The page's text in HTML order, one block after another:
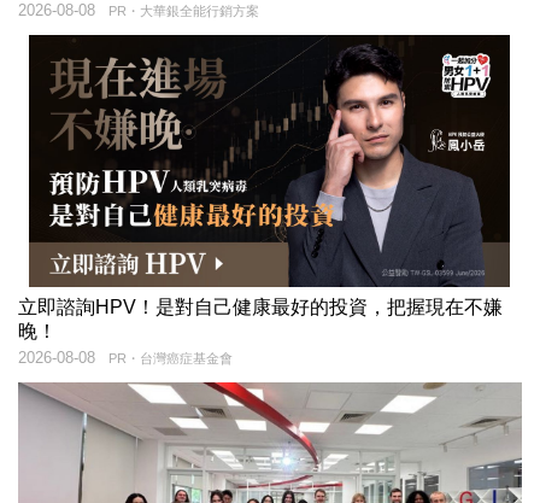
PR・大華銀全能行銷方案
2026-08-08
立即諮詢HPV！是對自己健康最好的投資，把握現在不嫌
晚！
PR・台灣癌症基金會
2026-08-08